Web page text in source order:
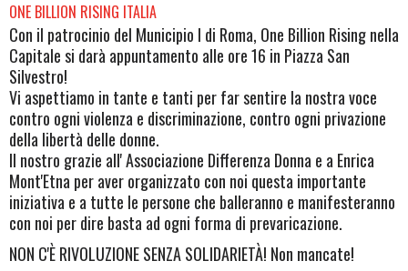
ONE BILLION RISING ITALIA
Con il patrocinio del Municipio I di Roma, One Billion Rising nella
Capitale si darà appuntamento alle ore 16 in Piazza San
Silvestro!
Vi aspettiamo in tante e tanti per far sentire la nostra voce
contro ogni violenza e discriminazione, contro ogni privazione
della libertà delle donne.
Il nostro grazie all' Associazione Differenza Donna e a Enrica
Mont'Etna per aver organizzato con noi questa importante
iniziativa e a tutte le persone che balleranno e manifesteranno
con noi per dire basta ad ogni forma di prevaricazione.
NON C'È RIVOLUZIONE SENZA SOLIDARIETÀ! Non mancate!